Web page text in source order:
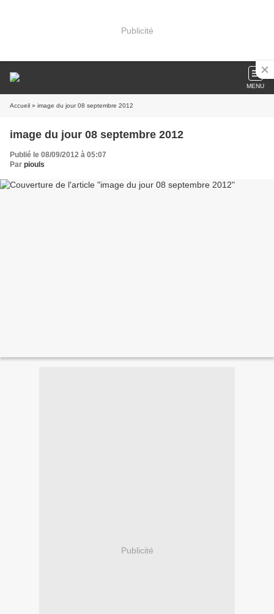
Publicité
MENU
Accueil » image du jour 08 septembre 2012
image du jour 08 septembre 2012
Publié le 08/09/2012 à 05:07
Par piouls
Publicité